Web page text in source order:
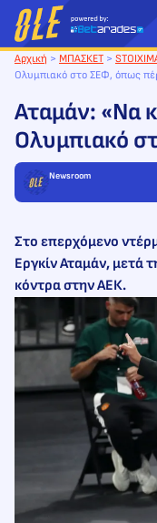
Μετάβαση
στο
περιεχόμενο
Αρχική > ΜΠΑΣΚΕΤ >
Ολυμπιακό στο ΣΕΦ, όπως
Αταμάν: «Να
Ολυμπιακό
Newsroom
Στο επερχόμενο
Εργκίν Αταμάν, μετά
κόντρα στην ΑΕΚ.